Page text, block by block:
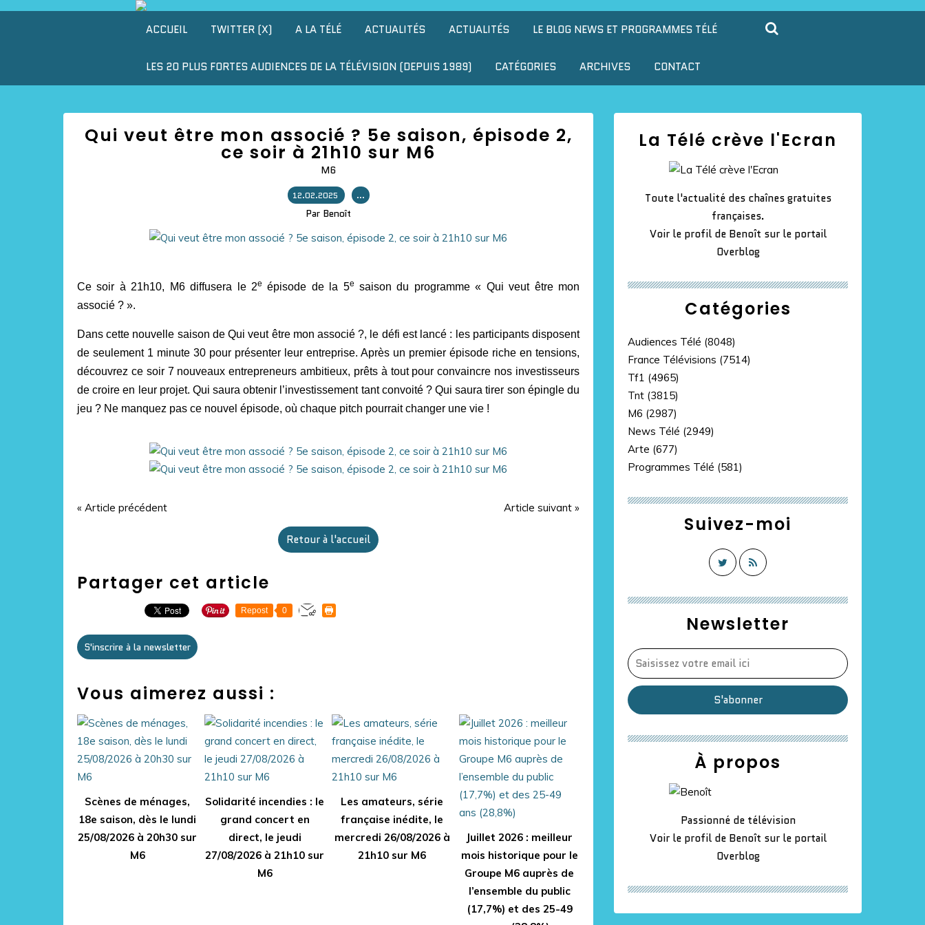
ACCUEIL TWITTER (X) A LA TÉLÉ ACTUALITÉS ACTUALITÉS LE BLOG NEWS ET PROGRAMMES TÉLÉ
LES 20 PLUS FORTES AUDIENCES DE LA TÉLÉVISION (DEPUIS 1989) CATÉGORIES ARCHIVES CONTACT
Qui veut être mon associé ? 5e saison, épisode 2,
ce soir à 21h10 sur M6
M6
12.02.2025 …
Par Benoît
Ce soir à 21h10, M6 diffusera le 2e épisode de la 5e saison du programme « Qui veut être mon
associé ? ».
Dans cette nouvelle saison de Qui veut être mon associé ?, le défi est lancé : les participants disposent
de seulement 1 minute 30 pour présenter leur entreprise. Après un premier épisode riche en tensions,
découvrez ce soir 7 nouveaux entrepreneurs ambitieux, prêts à tout pour convaincre nos investisseurs
de croire en leur projet. Qui saura obtenir l’investissement tant convoité ? Qui saura tirer son épingle du
jeu ? Ne manquez pas ce nouvel épisode, où chaque pitch pourrait changer une vie !
« Article précédent Article suivant »
Retour à l'accueil
Partager cet article
Repost 0
S'inscrire à la newsletter
Vous aimerez aussi :
Scènes de ménages,
18e saison, dès le lundi
25/08/2026 à 20h30 sur
M6
Solidarité incendies : le
grand concert en
direct, le jeudi
27/08/2026 à 21h10 sur
M6
Les amateurs, série
française inédite, le
mercredi 26/08/2026 à
21h10 sur M6
Juillet 2026 : meilleur
mois historique pour le
Groupe M6 auprès de
l’ensemble du public
(17,7%) et des 25-49
Newsletter
Catégories
Audiences Télé (8048)
France Télévisions (7514)
Tf1 (4965)
Tnt (3815)
M6 (2987)
News Télé (2949)
Arte (677)
Programmes Télé (581)
La Télé crève l'Ecran
Toute l'actualité des chaînes gratuites
françaises.
Voir le profil de Benoît sur le portail
Overblog
Suivez-moi
À propos
Passionné de télévision
Voir le profil de Benoît sur le portail
Overblog